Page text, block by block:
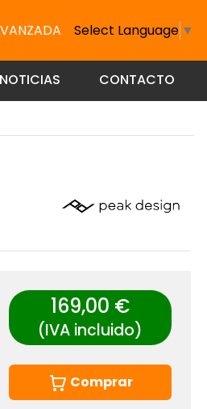
Select Language ▼
NOTICIAS CONTACTO
169,00 €
(IVA incluido)
Comprar